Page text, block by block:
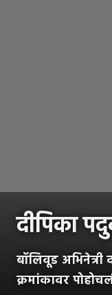
दीपिका
बॉलिवूड अभिनेत्री
क्रमांकावर